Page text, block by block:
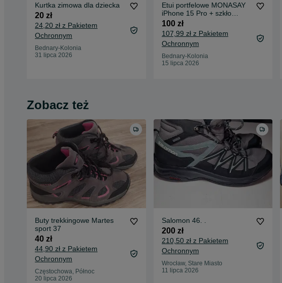
Kurtka zimowa dla dziecka
20 zł
24,20 zł z Pakietem
Ochronnym
Bednary-Kolonia
31 lipca 2026
Etui portfelowe MONASAY
iPhone 15 Pro + szkło
hartowane
100 zł
107,99 zł z Pakietem
Ochronnym
Bednary-Kolonia
15 lipca 2026
Zobacz też
Buty trekkingowe Martes
sport 37
40 zł
44,90 zł z Pakietem
Ochronnym
Częstochowa, Północ
20 lipca 2026
Salomon 46. .
200 zł
210,50 zł z Pakietem
Ochronnym
Wrocław, Stare Miasto
11 lipca 2026